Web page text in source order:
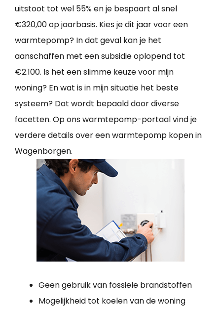
uitstoot tot wel 55% en je bespaart al snel
€320,00 op jaarbasis. Kies je dit jaar voor een
warmtepomp? In dat geval kan je het
aanschaffen met een subsidie oplopend tot
€2.100. Is het een slimme keuze voor mijn
woning? En wat is in mijn situatie het beste
systeem? Dat wordt bepaald door diverse
facetten. Op ons warmtepomp-portaal vind je
verdere details over een warmtepomp kopen in
Wagenborgen.
Geen gebruik van fossiele brandstoffen
Mogelijkheid tot koelen van de woning